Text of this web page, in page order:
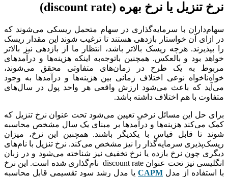
نرخ تنزیل یا نرخ بهره (discount rate)
سهام‌داران با سرمایه‌گذاری در سهام متحمل ریسکی می‌شوند که
در ازای آن خواستار بازدهی هستند تا ترغیب شوند این مقدار ریسک
را بپذیرند. هرچه ریسک بالاتر باشد، انتظار ما از بازدهی نیز بالاتر
خواهد بود و بالعکس. همچنین باتوجه‌به اینکه هزینه‌ها و درآمدهای
مربوط به یک طرح در زمان‌های متفاوتی محقق می‌شوند،
خواه‌ناخواه نوعی اختلاف زمانی بین هزینه‌ها و درآمدها به وجود
می‌آید که باعث می‌شود ارزش واقعی هر واحد پول در سال‌های
متفاوت با هم اختلاف داشته باشد.
برای حل این مسائل نرخی تعیین می‌شود تحت عنوان نرخ تنزیل که
کمک می‌کند هزینه‌ها و درآمدها بر مبنای یک سال مشخص محاسبه
شوند تا قابل قیاس با یکدیگر باشند. همچنین این نرخ، میزان
ریسک‌پذیری سرمایه‌گذار را نیز مشخص می‌کند. نرخ تنزیل با نام‌های
دیگری چون نرخ بازده یا نرخ تخفیف نیز شناخته می‌شود و در زبان
انگلیسی نیز تحت عنوان discount rate نام‌گذاری شده است. این نرخ
با استفاده از مدل CAPM یا مدل رشد سود تقسیمی قابل محاسبه